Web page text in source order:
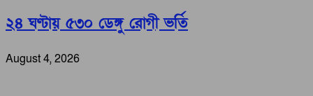
২৪ ঘণ্টায় ৫৩০ ডেঙ্গু রোগী ভর্তি
August 4, 2026